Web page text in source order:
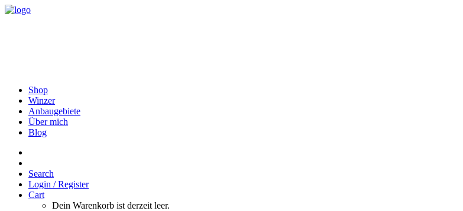
Shop
Winzer
Anbaugebiete
Über mich
Blog
Search
Login / Register
Cart
Dein Warenkorb ist derzeit leer.